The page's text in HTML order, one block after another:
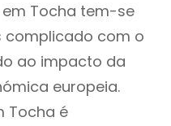
Tocha tem-se
complicado com o
ao impacto da
europeia.
Tocha é